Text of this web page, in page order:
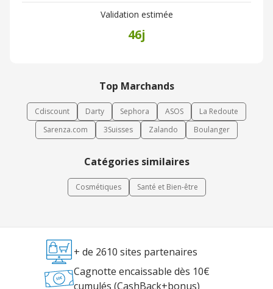
Validation estimée
46j
Top Marchands
Cdiscount Darty Sephora ASOS
La Redoute
Sarenza.com
3Suisses Zalando Boulanger
Catégories similaires
Cosmétiques Santé et Bien-être
+ de 2610 sites partenaires
Cagnotte encaissable dès 10€
cumulés (CashBack+bonus)